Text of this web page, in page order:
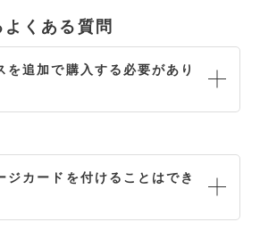
くある質問
を追加で購入する必要があり
ジカードを付けることはでき